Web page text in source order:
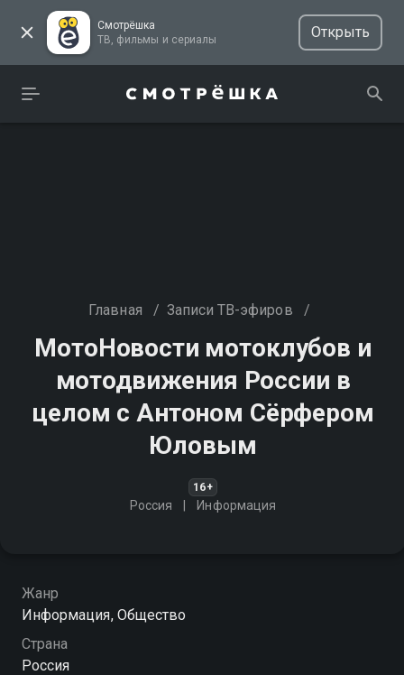
Смотрёшка
ТВ, фильмы и сериалы
Открыть
Главная / Записи ТВ-эфиров /
МотоНовости мотоклубов и
мотодвижения России в
целом с Антоном Сёрфером
Юловым
16+
Россия Информация
Жанр
Информация, Общество
Страна
Россия